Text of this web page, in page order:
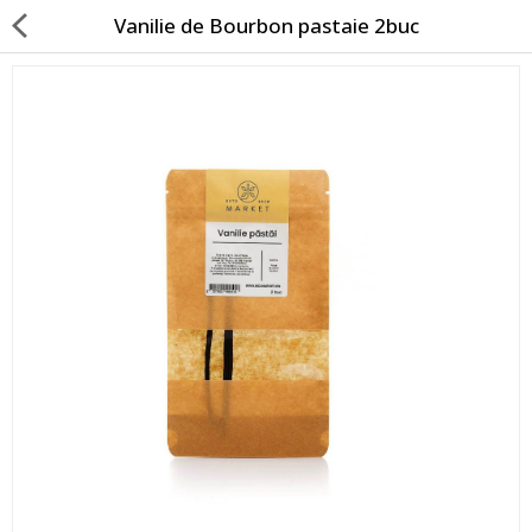
Unturi din nuci 100% naturale
Vanilie de Bourbon pastaie 2buc